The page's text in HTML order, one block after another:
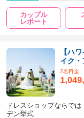
カップル
レポート
【ハ
イク・
2名料金
ドレスショップならで
デン挙式